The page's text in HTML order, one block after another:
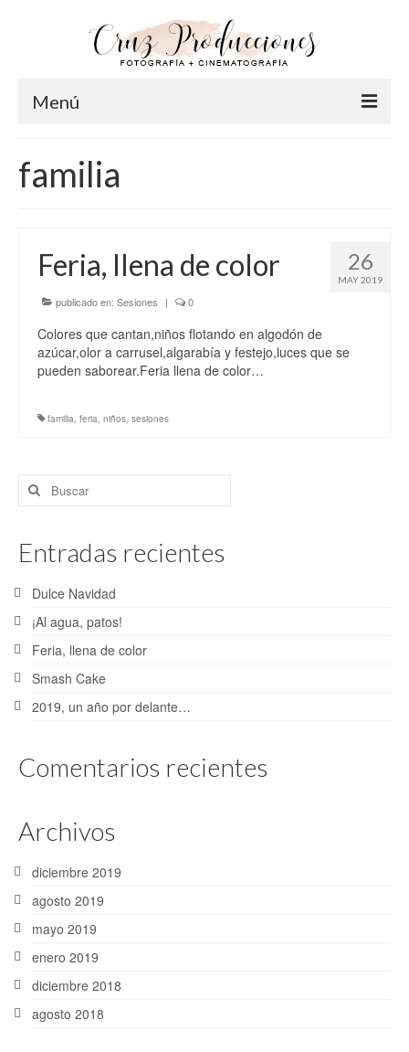
Menú
Info
Nuestro Equipo
FAQ
Fotografía
Pre-Bodas
Bodas
Comuniones
Blog
Contacto
familia
26
MAY 2019
Feria, llena de color
publicado en: Sesiones | 0
Colores que cantan,niños flotando en algodón de
azúcar,olor a carrusel,algarabía y festejo,luces que se
pueden saborear.Feria llena de color…
familia, feria, niños, sesiones
Buscar
por:
Entradas recientes
Dulce Navidad
¡Al agua, patos!
Feria, llena de color
Smash Cake
2019, un año por delante…
Comentarios recientes
Archivos
diciembre 2019
agosto 2019
mayo 2019
enero 2019
diciembre 2018
agosto 2018